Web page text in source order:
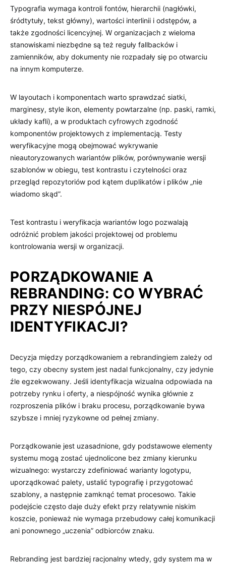
Typografia wymaga kontroli fontów, hierarchii (nagłówki,
śródtytuły, tekst główny), wartości interlinii i odstępów, a
także zgodności licencyjnej. W organizacjach z wieloma
stanowiskami niezbędne są też reguły fallbacków i
zamienników, aby dokumenty nie rozpadały się po otwarciu
na innym komputerze.
W layoutach i komponentach warto sprawdzać siatki,
marginesy, style ikon, elementy powtarzalne (np. paski, ramki,
układy kafli), a w produktach cyfrowych zgodność
komponentów projektowych z implementacją. Testy
weryfikacyjne mogą obejmować wykrywanie
nieautoryzowanych wariantów plików, porównywanie wersji
szablonów w obiegu, test kontrastu i czytelności oraz
przegląd repozytoriów pod kątem duplikatów i plików „nie
wiadomo skąd”.
Test kontrastu i weryfikacja wariantów logo pozwalają
odróżnić problem jakości projektowej od problemu
kontrolowania wersji w organizacji.
PORZĄDKOWANIE A
REBRANDING: CO WYBRAĆ
PRZY NIESPÓJNEJ
IDENTYFIKACJI?
Decyzja między porządkowaniem a rebrandingiem zależy od
tego, czy obecny system jest nadal funkcjonalny, czy jedynie
źle egzekwowany. Jeśli identyfikacja wizualna odpowiada na
potrzeby rynku i oferty, a niespójność wynika głównie z
rozproszenia plików i braku procesu, porządkowanie bywa
szybsze i mniej ryzykowne od pełnej zmiany.
Porządkowanie jest uzasadnione, gdy podstawowe elementy
systemu mogą zostać ujednolicone bez zmiany kierunku
wizualnego: wystarczy zdefiniować warianty logotypu,
uporządkować palety, ustalić typografię i przygotować
szablony, a następnie zamknąć temat procesowo. Takie
podejście często daje duży efekt przy relatywnie niskim
koszcie, ponieważ nie wymaga przebudowy całej komunikacji
ani ponownego „uczenia” odbiorców znaku.
Rebranding jest bardziej racjonalny wtedy, gdy system ma w